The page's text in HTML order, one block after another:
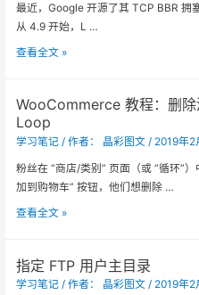
最近，Google 开源了其 TCP BBR 拥
从 4.9 开始，L …
一
装
最
新
内
核
开
BBR
脚
查看全文 »
WooCommerce 教程：删
Loop
学习笔记 / 作者： 晶彩图文 / 2019年2
粉丝在 “商店/类别” 页面（或 “循环”
加到购物车” 按钮，他们想删除 …
WooCommerce
删
除
查看全文 »
指定 FTP 用户主目录
学习笔记 / 作者： 晶彩图文 / 2019年2